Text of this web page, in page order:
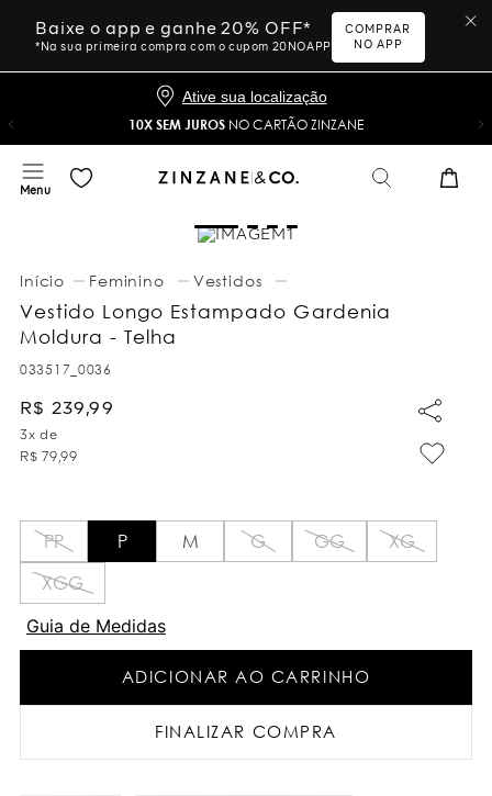
Baixe o app e ganhe 20% OFF*
*Na sua primeira compra com o cupom 20NOAPP
COMPRAR
NO APP
Ative sua localização
10X SEM JUROS NO CARTÃO ZINZANE
Feminino Vestidos
Vestido Longo Estampado Gardenia
Moldura - Telha
033517_0036
R$ 239,99
3x de
R$ 79,99
PP P M G GG
XG
XGG
Guia de Medidas
ADICIONAR AO CARRINHO
FINALIZAR COMPRA